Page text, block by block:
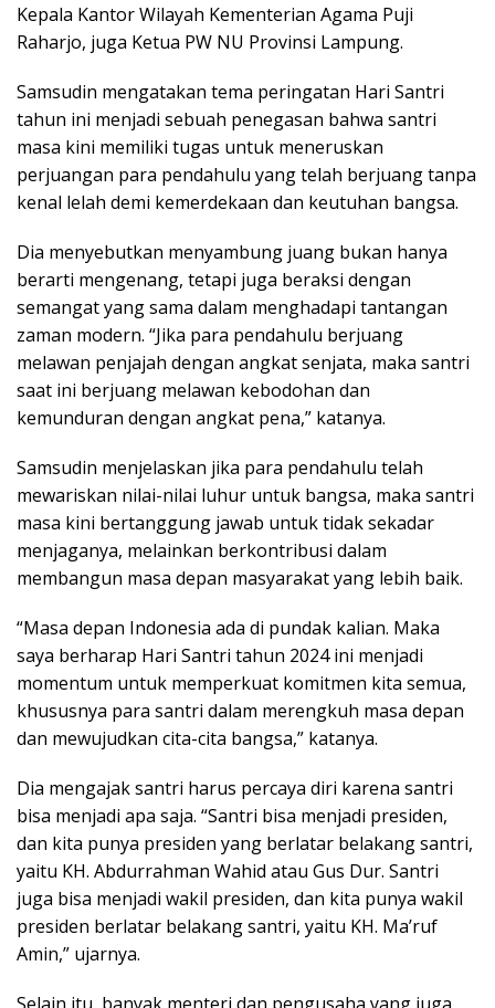
Kepala Kantor Wilayah Kementerian Agama Puji
Raharjo, juga Ketua PW NU Provinsi Lampung.
Samsudin mengatakan tema peringatan Hari Santri
tahun ini menjadi sebuah penegasan bahwa santri
masa kini memiliki tugas untuk meneruskan
perjuangan para pendahulu yang telah berjuang tanpa
kenal lelah demi kemerdekaan dan keutuhan bangsa.
Dia menyebutkan menyambung juang bukan hanya
berarti mengenang, tetapi juga beraksi dengan
semangat yang sama dalam menghadapi tantangan
zaman modern. “Jika para pendahulu berjuang
melawan penjajah dengan angkat senjata, maka santri
saat ini berjuang melawan kebodohan dan
kemunduran dengan angkat pena,” katanya.
Samsudin menjelaskan jika para pendahulu telah
mewariskan nilai-nilai luhur untuk bangsa, maka santri
masa kini bertanggung jawab untuk tidak sekadar
menjaganya, melainkan berkontribusi dalam
membangun masa depan masyarakat yang lebih baik.
“Masa depan Indonesia ada di pundak kalian. Maka
saya berharap Hari Santri tahun 2024 ini menjadi
momentum untuk memperkuat komitmen kita semua,
khususnya para santri dalam merengkuh masa depan
dan mewujudkan cita-cita bangsa,” katanya.
Dia mengajak santri harus percaya diri karena santri
bisa menjadi apa saja. “Santri bisa menjadi presiden,
dan kita punya presiden yang berlatar belakang santri,
yaitu KH. Abdurrahman Wahid atau Gus Dur. Santri
juga bisa menjadi wakil presiden, dan kita punya wakil
presiden berlatar belakang santri, yaitu KH. Ma’ruf
Amin,” ujarnya.
Selain itu, banyak menteri dan pengusaha yang juga